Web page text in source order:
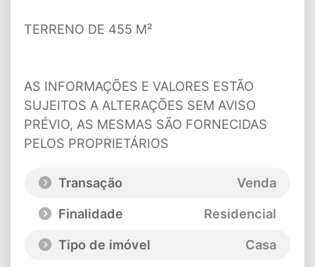
TERRENO DE 455 M²
AS INFORMAÇÕES E VALORES ESTÃO
SUJEITOS A ALTERAÇÕES SEM AVISO
PRÉVIO, AS MESMAS SÃO FORNECIDAS
PELOS PROPRIETÁRIOS
Transação
Venda
Finalidade
Residencial
Tipo de imóvel
Casa